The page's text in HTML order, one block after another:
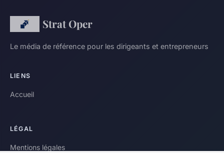
Strat Oper
Le média de référence pour les dirigeants et entrepreneurs
LIENS
Accueil
LÉGAL
Mentions légales